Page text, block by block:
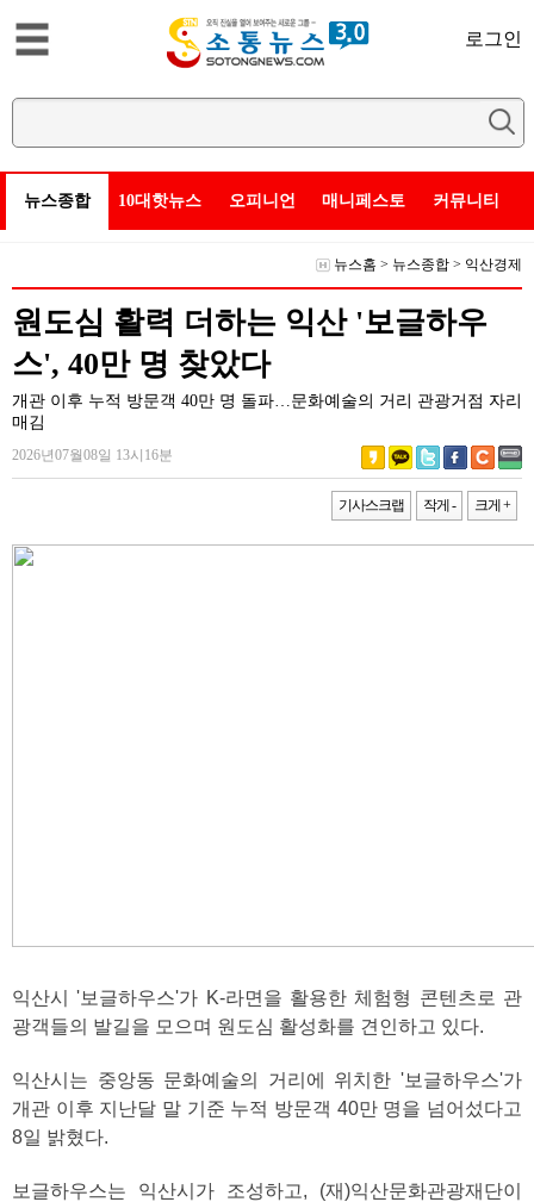
로그인
뉴스종합 10대핫뉴스 오피니언 매니페스토 커뮤니티
뉴스홈 > 뉴스종합 > 익산경제
원도심 활력 더하는 익산 '보글하우
스', 40만 명 찾았다
개관 이후 누적 방문객 40만 명 돌파…문화예술의 거리 관광거점 자리
매김
2026년07월08일 13시16분
기사스크랩 작게 - 크게 +
익산시 '보글하우스'가 K-라면을 활용한 체험형 콘텐츠로 관
광객들의 발길을 모으며 원도심 활성화를 견인하고 있다.
익산시는 중앙동 문화예술의 거리에 위치한 '보글하우스'가
개관 이후 지난달 말 기준 누적 방문객 40만 명을 넘어섰다고
8일 밝혔다.
보글하우스는 익산시가 조성하고, (재)익산문화관광재단이